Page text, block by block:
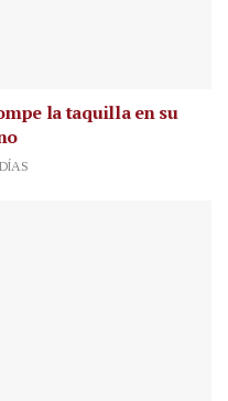
la taquilla en su